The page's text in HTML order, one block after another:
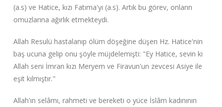
(a.s) ve Hatice, kızı Fatıma'yı (a.s). Artık bu görev, onların
omuzlarına ağırlık etmekteydi.
Allah Resulü hastalanıp ölüm döşeğine düşen Hz. Hatice'nin
baş ucuna gelip onu şöyle müjdelemişti: "Ey Hatice, sevin ki
Allah seni İmran kızı Meryem ve Firavun'un zevcesi Asiye ile
eşit kılmıştır."
Allah'ın selâmı, rahmeti ve bereketi o yüce İslâm kadınının